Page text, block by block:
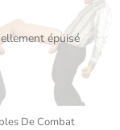
épuisé
De Combat